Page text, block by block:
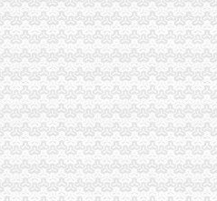
合同示范文本促进合同帮农
关注册商标发展战略见成效
举促进微型企业规范发展
合征信工作
农增产增收
书执法百日攻坚行动成效明显
记证书严格甄别微企“九类人群”